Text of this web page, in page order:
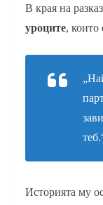
В края на
уроците, които
Историята му